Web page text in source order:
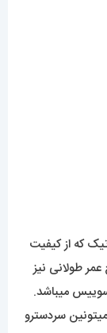
که از کیفیت
طولانی نیز
میباشد.
سردسترو